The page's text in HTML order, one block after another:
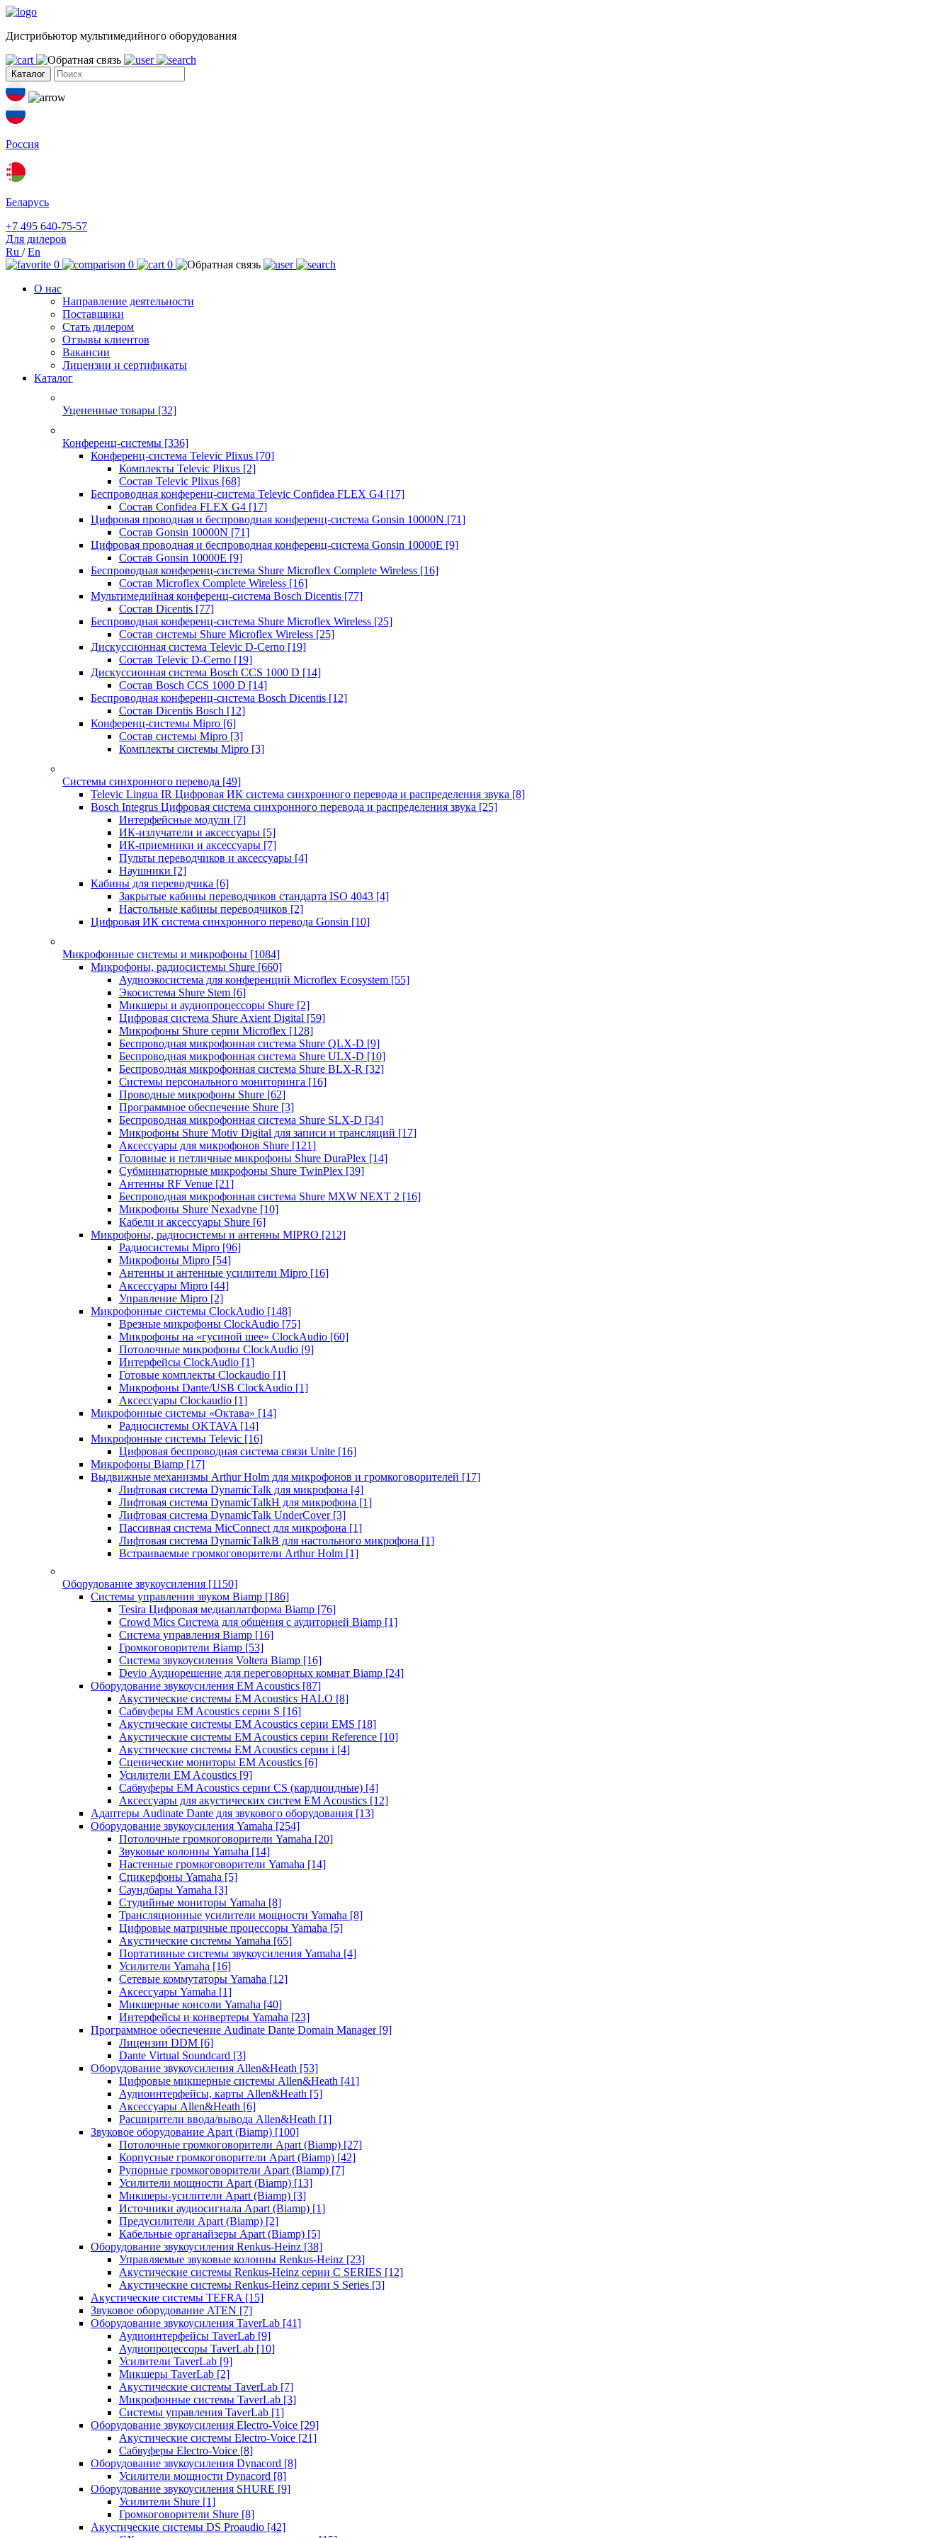
Дистрибьютор мультимедийного оборудования
Каталог
Россия
Беларусь
+7 495 640-75-57
Для дилеров
Ru /En
0
0
0
О нас
Направление деятельности
Поставщики
Стать дилером
Отзывы клиентов
Вакансии
Лицензии и сертификаты
Каталог
Уцененные товары [32]
Конференц-системы [336]
Конференц-система Televic Plixus [70]
Комплекты Televic Plixus [2]
Состав Televic Plixus [68]
Беспроводная конференц-система Televic Confidea FLEX G4 [17]
Состав Confidea FLEX G4 [17]
Цифровая проводная и беспроводная конференц-система Gonsin 10000N [71]
Состав Gonsin 10000N [71]
Цифровая проводная и беспроводная конференц-система Gonsin 10000E [9]
Состав Gonsin 10000E [9]
Беспроводная конференц-система Shure Microflex Complete Wireless [16]
Состав Microflex Complete Wireless [16]
Мультимедийная конференц-система Bosch Dicentis [77]
Состав Dicentis [77]
Беспроводная конференц-система Shure Microflex Wireless [25]
Состав системы Shure Microflex Wireless [25]
Дискуссионная система Televic D-Cerno [19]
Состав Televic D-Cerno [19]
Дискуссионная система Bosch CCS 1000 D [14]
Состав Bosch CCS 1000 D [14]
Беспроводная конференц-система Bosch Dicentis [12]
Состав Dicentis Bosch [12]
Конференц-системы Mipro [6]
Состав системы Mipro [3]
Комплекты системы Mipro [3]
Системы синхронного перевода [49]
Televic Lingua IR Цифровая ИК система синхронного перевода и распределения звука [8]
Bosch Integrus Цифровая система синхронного перевода и распределения звука [25]
Интерфейсные модули [7]
ИК-излучатели и аксессуары [5]
ИК-приемники и аксессуары [7]
Пульты переводчиков и аксессуары [4]
Наушники [2]
Кабины для переводчика [6]
Закрытые кабины переводчиков стандарта ISO 4043 [4]
Настольные кабины переводчиков [2]
Цифровая ИК система синхронного перевода Gonsin [10]
Микрофонные системы и микрофоны [1084]
Микрофоны, радиосистемы Shure [660]
Аудиоэкосистема для конференций Microflex Ecosystem [55]
Экосистема Shure Stem [6]
Микшеры и аудиопроцессоры Shure [2]
Цифровая система Shure Axient Digital [59]
Микрофоны Shure серии Microflex [128]
Беспроводная микрофонная система Shure QLX-D [9]
Беспроводная микрофонная система Shure ULX-D [10]
Беспроводная микрофонная система Shure BLX-R [32]
Системы персонального мониторинга [16]
Проводные микрофоны Shure [62]
Программное обеспечение Shure [3]
Беспроводная микрофонная система Shure SLX-D [34]
Микрофоны Shure Motiv Digital для записи и трансляций [17]
Аксессуары для микрофонов Shure [121]
Головные и петличные микрофоны Shure DuraPlex [14]
Субминиатюрные микрофоны Shure TwinPlex [39]
Антенны RF Venue [21]
Беспроводная микрофонная система Shure MXW NEXT 2 [16]
Микрофоны Shure Nexadyne [10]
Кабели и аксессуары Shure [6]
Микрофоны, радиосистемы и антенны MIPRO [212]
Радиосистемы Mipro [96]
Микрофоны Mipro [54]
Антенны и антенные усилители Mipro [16]
Аксессуары Mipro [44]
Управление Mipro [2]
Микрофонные системы ClockAudio [148]
Врезные микрофоны ClockAudio [75]
Микрофоны на «гусиной шее» ClockAudio [60]
Потолочные микрофоны ClockAudio [9]
Интерфейсы ClockAudio [1]
Готовые комплекты Clockaudio [1]
Микрофоны Dante/USB ClockAudio [1]
Аксессуары Clockaudio [1]
Микрофонные системы «Октава» [14]
Радиосистемы OKTAVA [14]
Микрофонные системы Televic [16]
Цифровая беспроводная система связи Unite [16]
Микрофоны Biamp [17]
Выдвижные механизмы Arthur Holm для микрофонов и громкоговорителей [17]
Лифтовая система DynamicTalk для микрофона [4]
Лифтовая система DynamicTalkH для микрофона [1]
Лифтовая система DynamicTalk UnderCover [3]
Пассивная система MicConnect для микрофона [1]
Лифтовая система DynamicTalkB для настольного микрофона [1]
Встраиваемые громкоговорители Arthur Holm [1]
Оборудование звукоусиления [1150]
Системы управления звуком Biamp [186]
Tesira Цифровая медиаплатформа Biamp [76]
Crowd Mics Система для общения с аудиторией Biamp [1]
Система управления Biamp [16]
Громкоговорители Biamp [53]
Система звукоусиления Voltera Biamp [16]
Devio Аудиорешение для переговорных комнат Biamp [24]
Оборудование звукоусиления EM Acoustics [87]
Акустические системы EM Acoustics HALO [8]
Сабвуферы EM Acoustics серии S [16]
Акустические системы EM Acoustics серии EMS [18]
Акустические системы EM Acoustics серии Reference [10]
Акустические системы EM Acoustics серии i [4]
Сценические мониторы EM Acoustics [6]
Усилители EM Acoustics [9]
Сабвуферы EM Acoustics серии CS (кардиоидные) [4]
Аксессуары для акустических систем EM Acoustics [12]
Адаптеры Audinate Dante для звукового оборудования [13]
Оборудование звукоусиления Yamaha [254]
Потолочные громкоговорители Yamaha [20]
Звуковые колонны Yamaha [14]
Настенные громкоговорители Yamaha [14]
Спикерфоны Yamaha [5]
Саундбары Yamaha [3]
Студийные мониторы Yamaha [8]
Трансляционные усилители мощности Yamaha [8]
Цифровые матричные процессоры Yamaha [5]
Акустические системы Yamaha [65]
Портативные системы звукоусиления Yamaha [4]
Усилители Yamaha [16]
Сетевые коммутаторы Yamaha [12]
Аксессуары Yamaha [1]
Микшерные консоли Yamaha [40]
Интерфейсы и конвертеры Yamaha [23]
Программное обеспечение Audinate Dante Domain Manager [9]
Лицензии DDM [6]
Dante Virtual Soundcard [3]
Оборудование звукоусиления Allen&Heath [53]
Цифровые микшерные системы Allen&Heath [41]
Аудиоинтерфейсы, карты Allen&Heath [5]
Аксессуары Allen&Heath [6]
Расширители ввода/вывода Allen&Heath [1]
Звуковое оборудование Apart (Biamp) [100]
Потолочные громкоговорители Apart (Biamp) [27]
Корпусные громкоговорители Apart (Biamp) [42]
Рупорные громкоговорители Apart (Biamp) [7]
Усилители мощности Apart (Biamp) [13]
Микшеры-усилители Apart (Biamp) [3]
Источники аудиосигнала Apart (Biamp) [1]
Предусилители Apart (Biamp) [2]
Кабельные органайзеры Apart (Biamp) [5]
Оборудование звукоусиления Renkus-Heinz [38]
Управляемые звуковые колонны Renkus-Heinz [23]
Акустические системы Renkus-Heinz серии C SERIES [12]
Акустические системы Renkus-Heinz серии S Series [3]
Акустические системы TEFRA [15]
Звуковое оборудование ATEN [7]
Оборудование звукоусиления TaverLab [41]
Аудиоинтерфейсы TaverLab [9]
Аудиопроцессоры TaverLab [10]
Усилители TaverLab [9]
Микшеры TaverLab [2]
Акустические системы TaverLab [7]
Микрофонные системы TaverLab [3]
Системы управления TaverLab [1]
Оборудование звукоусиления Electro-Voice [29]
Акустические системы Electro-Voice [21]
Сабвуферы Electro-Voice [8]
Оборудование звукоусиления Dynacord [8]
Усилители мощности Dynacord [8]
Оборудование звукоусиления SHURE [9]
Усилители Shure [1]
Громкоговорители Shure [8]
Акустические системы DS Proaudio [42]